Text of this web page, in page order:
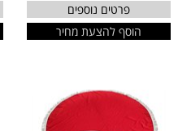
פרטים נוספים
הוסף להצעת מחיר